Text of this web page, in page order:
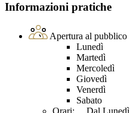
Informazioni pratiche
Apertura al pubblico
Lunedì
Martedì
Mercoledì
Giovedì
Venerdì
Sabato
Orari: Dal Lunedì